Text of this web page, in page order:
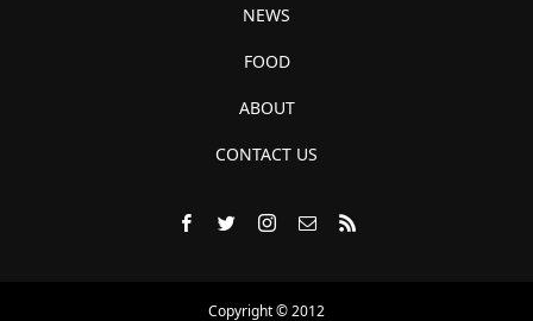
NEWS
FOOD
ABOUT
CONTACT US
Copyright © 2012